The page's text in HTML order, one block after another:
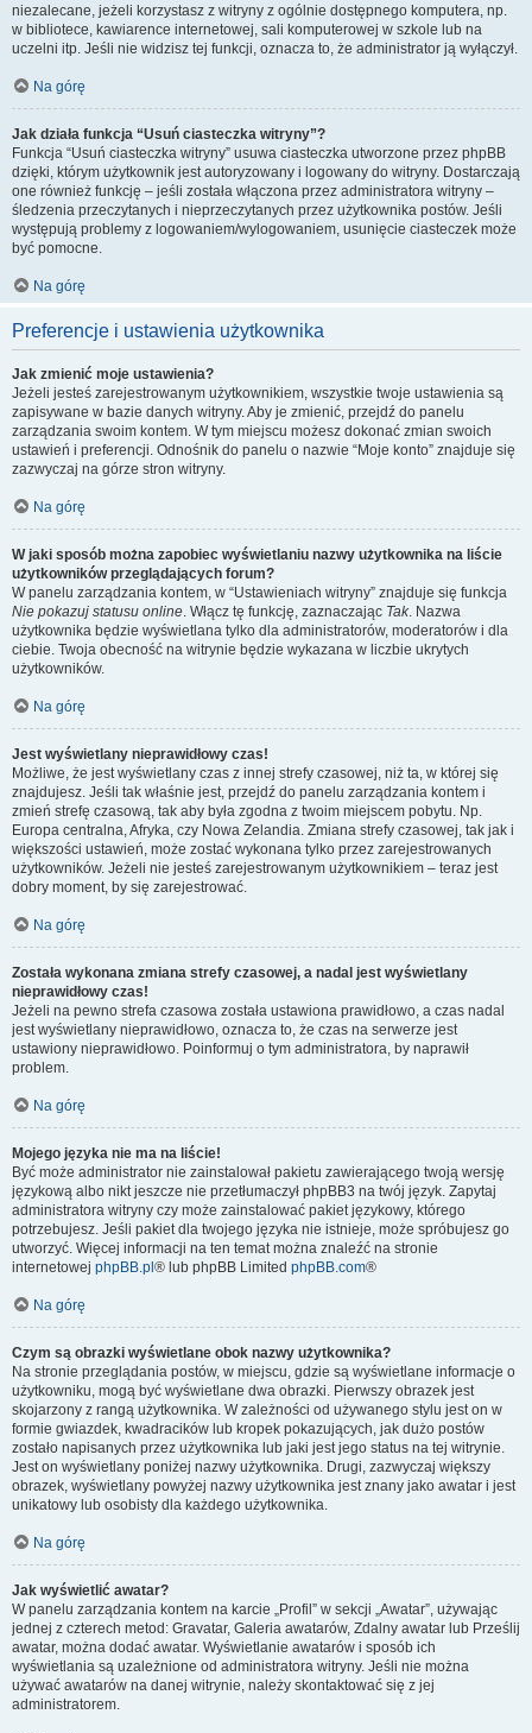
niezalecane, jeżeli korzystasz z witryny z ogólnie dostępnego komputera, np.
w bibliotece, kawiarence internetowej, sali komputerowej w szkole lub na
uczelni itp. Jeśli nie widzisz tej funkcji, oznacza to, że administrator ją wyłączył.
Na górę
Jak działa funkcja “Usuń ciasteczka witryny”?
Funkcja “Usuń ciasteczka witryny” usuwa ciasteczka utworzone przez phpBB
dzięki, którym użytkownik jest autoryzowany i logowany do witryny. Dostarczają
one również funkcję – jeśli została włączona przez administratora witryny –
śledzenia przeczytanych i nieprzeczytanych przez użytkownika postów. Jeśli
występują problemy z logowaniem/wylogowaniem, usunięcie ciasteczek może
być pomocne.
Na górę
Preferencje i ustawienia użytkownika
Jak zmienić moje ustawienia?
Jeżeli jesteś zarejestrowanym użytkownikiem, wszystkie twoje ustawienia są
zapisywane w bazie danych witryny. Aby je zmienić, przejdź do panelu
zarządzania swoim kontem. W tym miejscu możesz dokonać zmian swoich
ustawień i preferencji. Odnośnik do panelu o nazwie “Moje konto” znajduje się
zazwyczaj na górze stron witryny.
Na górę
W jaki sposób można zapobiec wyświetlaniu nazwy użytkownika na liście
użytkowników przeglądających forum?
W panelu zarządzania kontem, w “Ustawieniach witryny” znajduje się funkcja
Nie pokazuj statusu online. Włącz tę funkcję, zaznaczając Tak. Nazwa
użytkownika będzie wyświetlana tylko dla administratorów, moderatorów i dla
ciebie. Twoja obecność na witrynie będzie wykazana w liczbie ukrytych
użytkowników.
Na górę
Jest wyświetlany nieprawidłowy czas!
Możliwe, że jest wyświetlany czas z innej strefy czasowej, niż ta, w której się
znajdujesz. Jeśli tak właśnie jest, przejdź do panelu zarządzania kontem i
zmień strefę czasową, tak aby była zgodna z twoim miejscem pobytu. Np.
Europa centralna, Afryka, czy Nowa Zelandia. Zmiana strefy czasowej, tak jak i
większości ustawień, może zostać wykonana tylko przez zarejestrowanych
użytkowników. Jeżeli nie jesteś zarejestrowanym użytkownikiem – teraz jest
dobry moment, by się zarejestrować.
Na górę
Została wykonana zmiana strefy czasowej, a nadal jest wyświetlany
nieprawidłowy czas!
Jeżeli na pewno strefa czasowa została ustawiona prawidłowo, a czas nadal
jest wyświetlany nieprawidłowo, oznacza to, że czas na serwerze jest
ustawiony nieprawidłowo. Poinformuj o tym administratora, by naprawił
problem.
Na górę
Mojego języka nie ma na liście!
Być może administrator nie zainstalował pakietu zawierającego twoją wersję
językową albo nikt jeszcze nie przetłumaczył phpBB3 na twój język. Zapytaj
administratora witryny czy może zainstalować pakiet językowy, którego
potrzebujesz. Jeśli pakiet dla twojego języka nie istnieje, może spróbujesz go
utworzyć. Więcej informacji na ten temat można znaleźć na stronie
internetowej phpBB.pl ® lub phpBB Limited phpBB.com®
Na górę
Czym są obrazki wyświetlane obok nazwy użytkownika?
Na stronie przeglądania postów, w miejscu, gdzie są wyświetlane informacje o
użytkowniku, mogą być wyświetlane dwa obrazki. Pierwszy obrazek jest
skojarzony z rangą użytkownika. W zależności od używanego stylu jest on w
formie gwiazdek, kwadracików lub kropek pokazujących, jak dużo postów
zostało napisanych przez użytkownika lub jaki jest jego status na tej witrynie.
Jest on wyświetlany poniżej nazwy użytkownika. Drugi, zazwyczaj większy
obrazek, wyświetlany powyżej nazwy użytkownika jest znany jako awatar i jest
unikatowy lub osobisty dla każdego użytkownika.
Na górę
Jak wyświetlić awatar?
W panelu zarządzania kontem na karcie „Profil” w sekcji „Awatar”, używając
jednej z czterech metod: Gravatar, Galeria awatarów, Zdalny awatar lub Prześlij
awatar, można dodać awatar. Wyświetlanie awatarów i sposób ich
wyświetlania są uzależnione od administratora witryny. Jeśli nie można
używać awatarów na danej witrynie, należy skontaktować się z jej
administratorem.